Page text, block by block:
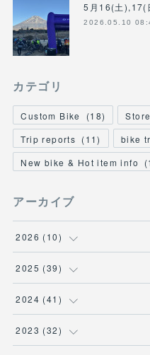
5月16(土),17(
2026.05.10
カテゴリ
Custom Bike (18)
Trip reports (11) bike
New bike & Hot item info
(
アーカイブ
2026 (10)
(1)
( 2 )
(3)
2025 (39)
(2 )
(2)
2024 (41 )
(6)
2023 (32)